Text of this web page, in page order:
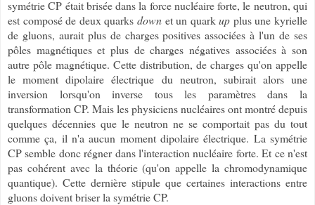
symétrie CP était brisée dans la force nucléaire forte, le neutron, qui
est composé de deux quarks down et un quarkup plus une kyrielle
de gluons, aurait plus de charges positives associées à l'un de ses
pôles magnétiques et plus de charges négatives associées à son
autre pôle magnétique. Cette distribution, de charges qu'on appelle
le moment dipolaire électrique du neutron, subirait alors une
inversion lorsqu'on inverse tous les paramètres dans la
transformation CP. Mais les physiciens nucléaires ont montré depuis
quelques décennies que le neutron ne se comportait pas du tout
comme ça, il n'a aucun moment dipolaire électrique. La symétrie
CP semble donc régner dans l'interaction nucléaire forte. Et ce n'est
pas cohérent avec la théorie (qu'on appelle la chromodynamique
quantique). Cette dernière stipule que certaines interactions entre
gluons doivent briser la symétrie CP.